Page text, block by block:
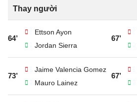
Thay người
64’
Ettson Ayon
Jordan Sierra
67’
73’
Jaime Valencia Gomez
Mauro Lainez
67’